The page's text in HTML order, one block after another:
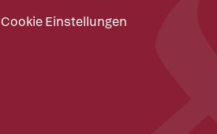
Cookie Einstellungen